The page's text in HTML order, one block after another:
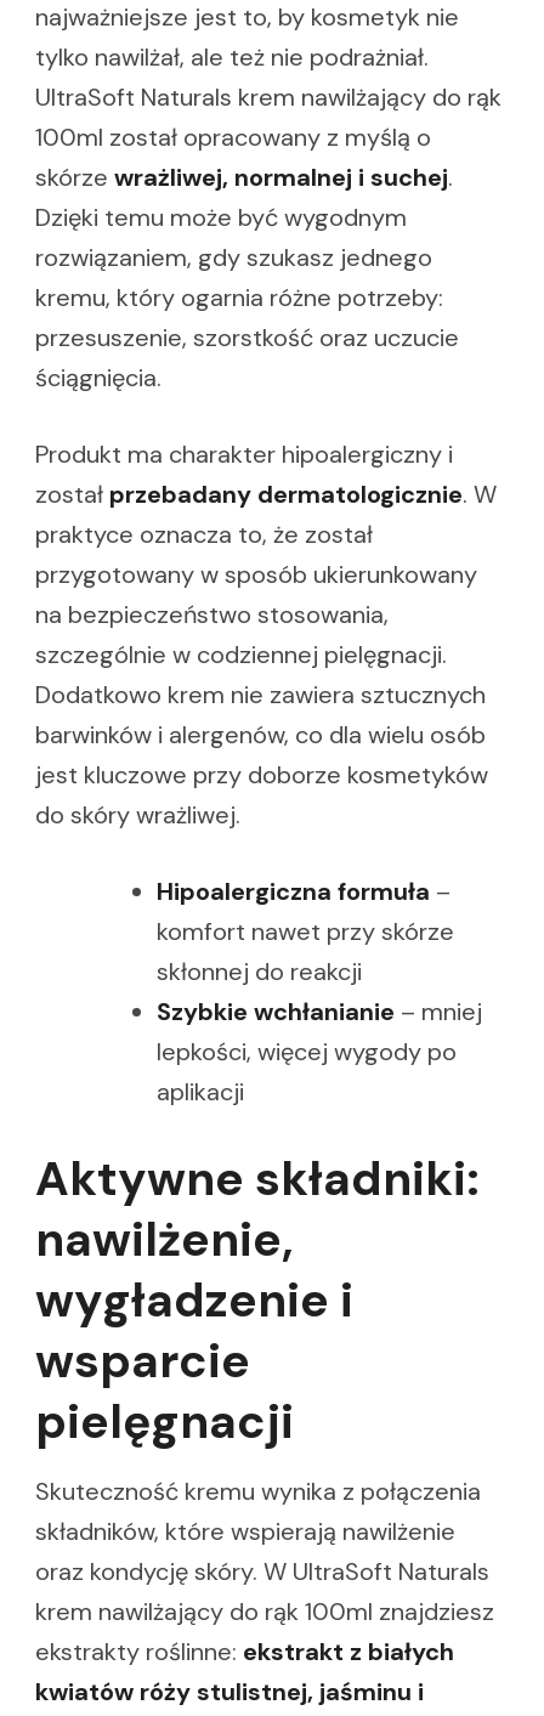
najważniejsze jest to, by kosmetyk nie
tylko nawilżał, ale też nie podrażniał.
UltraSoft Naturals krem nawilżający do rąk
100ml został opracowany z myślą o
skórze wrażliwej, normalnej i suchej.
Dzięki temu może być wygodnym
rozwiązaniem, gdy szukasz jednego
kremu, który ogarnia różne potrzeby:
przesuszenie, szorstkość oraz uczucie
ściągnięcia.
Produkt ma charakter hipoalergiczny i
został przebadany dermatologicznie. W
praktyce oznacza to, że został
przygotowany w sposób ukierunkowany
na bezpieczeństwo stosowania,
szczególnie w codziennej pielęgnacji.
Dodatkowo krem nie zawiera sztucznych
barwinków i alergenów, co dla wielu osób
jest kluczowe przy doborze kosmetyków
do skóry wrażliwej.
Hipoalergiczna formuła –
komfort nawet przy skórze
skłonnej do reakcji
Szybkie wchłanianie – mniej
lepkości, więcej wygody po
aplikacji
Aktywne składniki:
nawilżenie,
wygładzenie i
wsparcie
pielęgnacji
Skuteczność kremu wynika z połączenia
składników, które wspierają nawilżenie
oraz kondycję skóry. W UltraSoft Naturals
krem nawilżający do rąk 100ml znajdziesz
ekstrakty roślinne: ekstrakt z białych
kwiatów róży stulistnej, jaśminu i